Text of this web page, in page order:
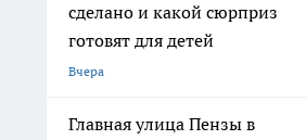
сделано и какой сюрприз
готовят для детей
Вчера
Главная улица Пензы в